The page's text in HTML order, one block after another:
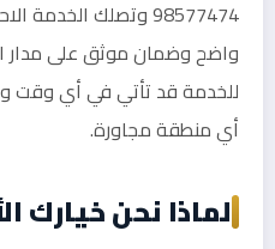
98577474 وتصلك
واضح وضمان موثق على مدار
للخدمة قد تأتي في أي وقت
أي منطقة مجاورة.
لماذا نحن خيارك